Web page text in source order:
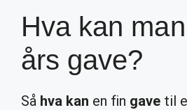
Hva kan
års gave?
Så hva kan en fin gave til